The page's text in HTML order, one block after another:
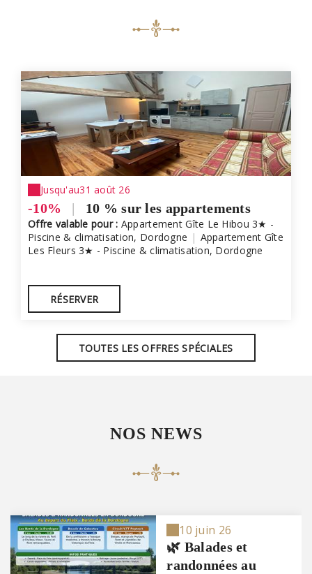
Jusqu'au31 août 26
-10% | 10 % sur les appartements
Offre valable pour : Appartement Gîte Le Hibou 3★ -
Piscine & climatisation, Dordogne | Appartement Gîte
Les Fleurs 3★ - Piscine & climatisation, Dordogne
RÉSERVER
TOUTES LES OFFRES SPÉCIALES
NOS NEWS
10 juin 26
🌿 Balades et
randonnées au